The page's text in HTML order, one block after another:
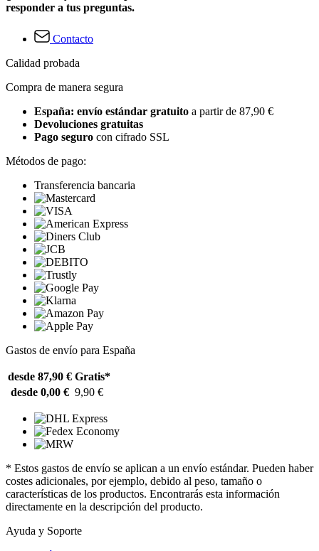
responder a tus preguntas.
Contacto
Calidad probada
Compra de manera segura
España: envío estándar gratuito a partir de 87,90 €
Devoluciones gratuitas
Pago seguro con cifrado SSL
Métodos de pago:
Transferencia bancaria
Gastos de envío para España
desde 87,90 € Gratis*
desde 0,00 € 9,90 €
* Estos gastos de envío se aplican a un envío estándar. Pueden haber
costes adicionales, por ejemplo, debido al peso, tamaño o
características de los productos. Encontrarás esta información
directamente en la descripción del producto.
Ayuda y Soporte